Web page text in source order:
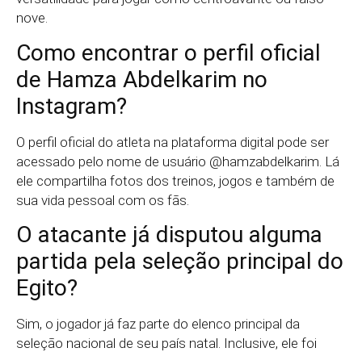
nove.
Como encontrar o perfil oficial
de Hamza Abdelkarim no
Instagram?
O perfil oficial do atleta na plataforma digital pode ser
acessado pelo nome de usuário @hamzabdelkarim. Lá
ele compartilha fotos dos treinos, jogos e também de
sua vida pessoal com os fãs.
O atacante já disputou alguma
partida pela seleção principal do
Egito?
Sim, o jogador já faz parte do elenco principal da
seleção nacional de seu país natal. Inclusive, ele foi